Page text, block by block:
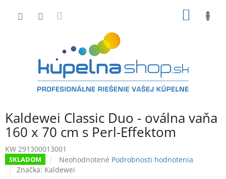
Kaldewei Classic Duo - oválna vaňa
160 x 70 cm s Perl-Effektom
KW 291300013001
SKLADOM
Priemerné
hodnotenie
Neohodnotené Podrobnosti hodnotenia
Značka: Kaldewei